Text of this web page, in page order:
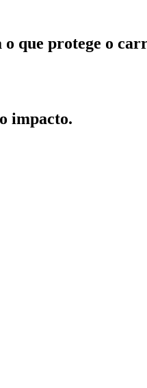
que protege o
impacto.